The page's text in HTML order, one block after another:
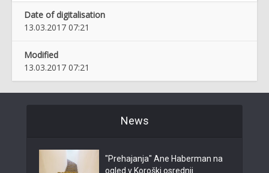
Date of digitalisation
13.03.2017 07:21
Modified
13.03.2017 07:21
News
"Prehajanja" Ane Haberman na
ogled v Koroški osrednji